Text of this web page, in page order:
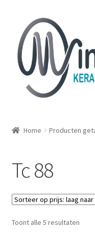
Ga door naar navigatie
Ga naar de inhoud
WIERINGERWERF
Home Producten
Tc 88
Toont alle 5 resultaten